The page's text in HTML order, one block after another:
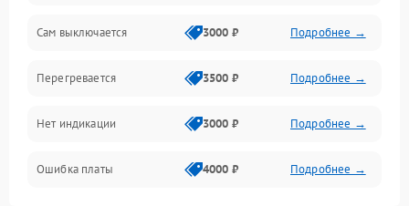
Сам выключается 3000 ₽ Подробнее →
Перегревается 3500 ₽ Подробнее →
Нет индикации 3000 ₽ Подробнее →
Ошибка платы 4000 ₽ Подробнее →